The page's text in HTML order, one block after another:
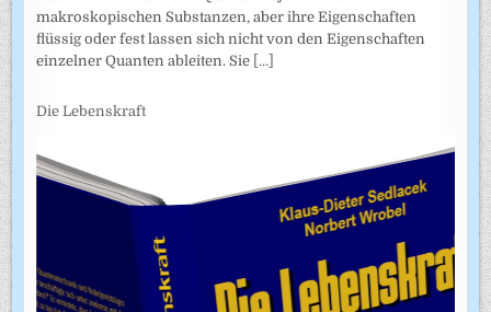
makroskopischen Substanzen, aber ihre Eigenschaften
flüssig oder fest lassen sich nicht von den Eigenschaften
einzelner Quanten ableiten. Sie [...]
Die Lebenskraft